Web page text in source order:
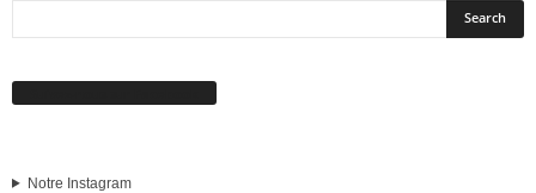
Notre Instagram